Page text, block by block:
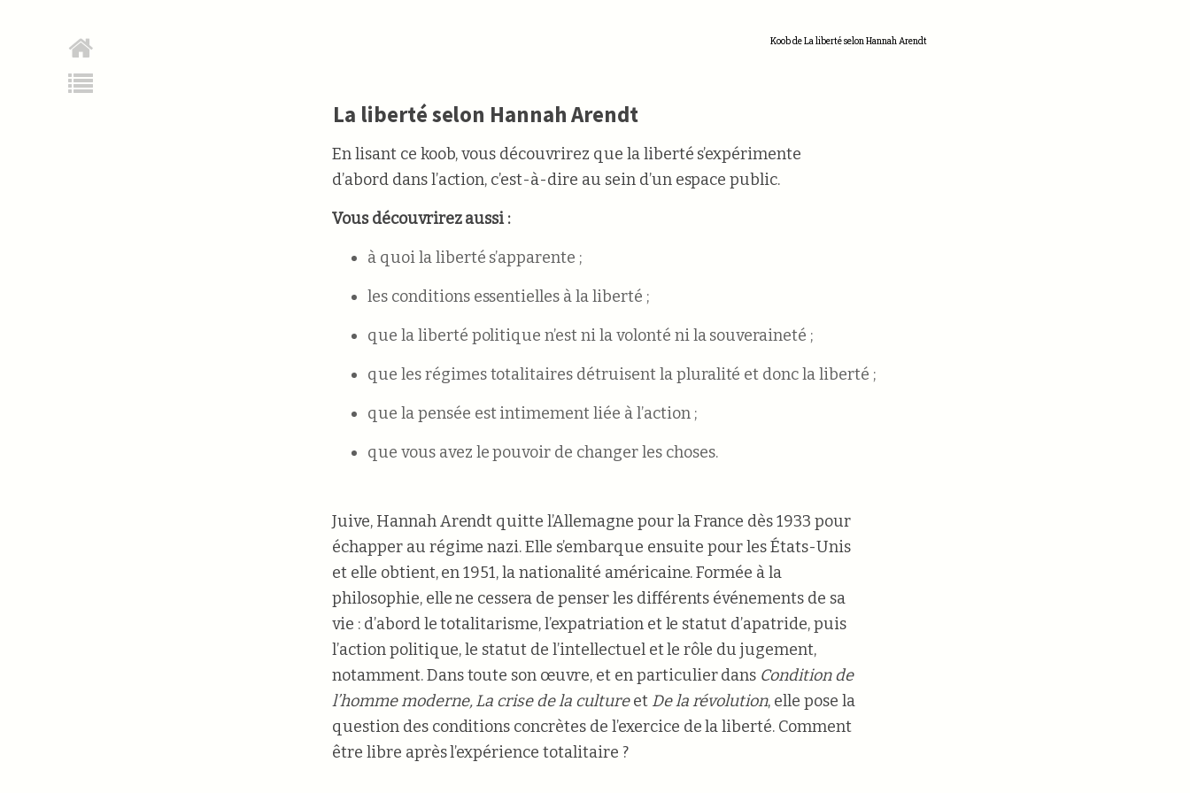
Koob de La liberté selon Hannah Arendt
La liberté selon Hannah Arendt
En lisant ce koob, vous découvrirez que la liberté s’expérimente
d’abord dans l’action, c’est-à-dire au sein d’un espace public.
Vous découvrirez aussi :
à quoi la liberté s’apparente ;
les conditions essentielles à la liberté ;
que la liberté politique n’est ni la volonté ni la souveraineté ;
que les régimes totalitaires détruisent la pluralité et donc la liberté ;
que la pensée est intimement liée à l’action ;
que vous avez le pouvoir de changer les choses.
Juive, Hannah Arendt quitte l’Allemagne pour la France dès 1933 pour
échapper au régime nazi. Elle s’embarque ensuite pour les États-Unis
et elle obtient, en 1951, la nationalité américaine. Formée à la
philosophie, elle ne cessera de penser les différents événements de sa
vie : d’abord le totalitarisme, l’expatriation et le statut d’apatride, puis
l’action politique, le statut de l’intellectuel et le rôle du jugement,
notamment. Dans toute son œuvre, et en particulier dans Condition de
l’homme moderne, La crise de la cultureet De la révolution, elle pose la
question des conditions concrètes de l’exercice de la liberté. Comment
être libre après l’expérience totalitaire ?